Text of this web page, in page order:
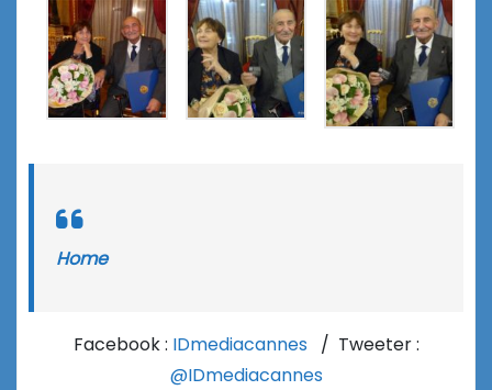
Home
Facebook : IDmediacannes / Tweeter :
@IDmediacannes